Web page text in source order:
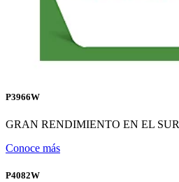
P3966W
GRAN RENDIMIENTO EN EL SUR
Conoce más
P4082W